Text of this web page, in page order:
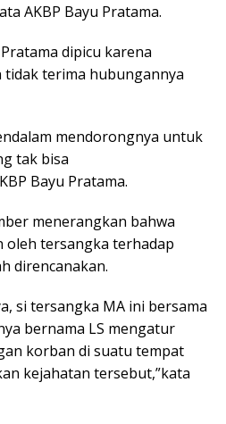
AKBP Bayu Pratama.
dipicu karena
terima hubungannya
mendorongnya untuk
tak bisa
Bayu Pratama.
menerangkan bahwa
oleh tersangka terhadap
direncanakan.
si tersangka MA ini bersama
bernama LS mengatur
korban di suatu tempat
kejahatan tersebut,”kata